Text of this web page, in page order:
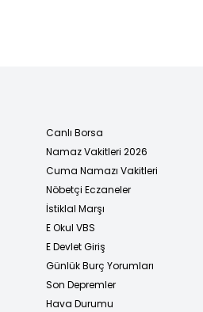
Canlı Borsa
Namaz Vakitleri 2026
Cuma Namazı Vakitleri
Nöbetçi Eczaneler
İstiklal Marşı
E Okul VBS
E Devlet Giriş
Günlük Burç Yorumları
Son Depremler
Hava Durumu